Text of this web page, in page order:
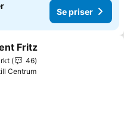
Se priser
till i Mina Favoriter
Fritz
46
Centrum